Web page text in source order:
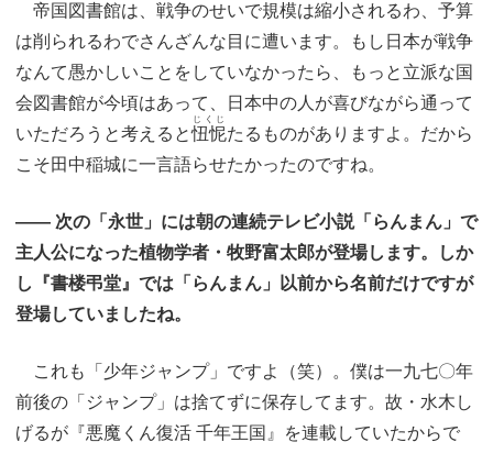
帝国図書館は、戦争のせいで規模は縮小されるわ、予算
は削られるわでさんざんな目に遭います。もし日本が戦争
なんて愚かしいことをしていなかったら、もっと立派な国
会図書館が今頃はあって、日本中の人が喜びながら通って
いただろうと考えると忸怩
じくじ
たるものがありますよ。だから
こそ田中稲城に一言語らせたかったのですね。
―― 次の「永世」には朝の連続テレビ小説「らんまん」で
主人公になった植物学者・牧野富太郎が登場します。しか
し『書楼弔堂』では「らんまん」以前から名前だけですが
登場していましたね。
これも「少年ジャンプ」ですよ（笑）。僕は一九七〇年
前後の「ジャンプ」は捨てずに保存してます。故・水木し
げるが『悪魔くん復活 千年王国』を連載していたからで